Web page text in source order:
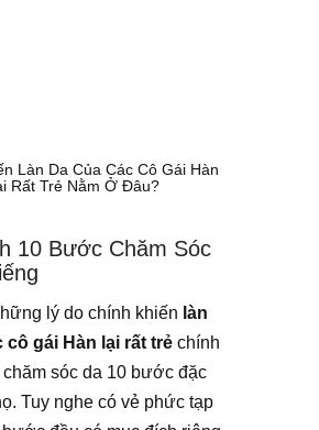
Làn Da Của Các Cô Gái Hàn
Rất Trẻ Nằm Ở Đâu?
10 Bước Chăm Sóc
lý do chính khiến làn
cô gái Hàn lại rất trẻ chính
chăm sóc da 10 bước đặc
Tuy nghe có vẻ phức tạp